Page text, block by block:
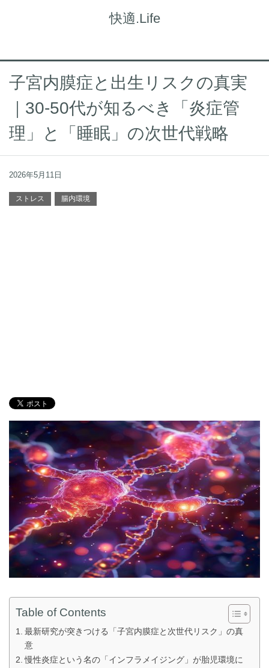
快適.Life
子宮内膜症と出生リスクの真実
｜30-50代が知るべき「炎症管
理」と「睡眠」の次世代戦略
2026年5月11日
ストレス 腸内環境
Table of Contents
最新研究が突きつける「子宮内膜症と次世代リスク」の真
意
慢性炎症という名の「インフラメイジング」が胎児環境に